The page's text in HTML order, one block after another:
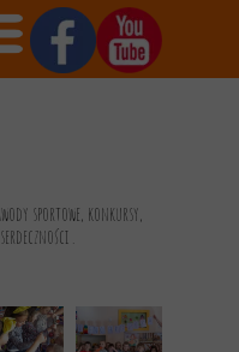
GŁÓWNA
sportowe, konkursy,
.